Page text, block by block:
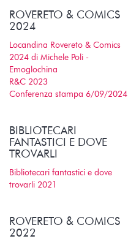
ROVERETO & COMICS
2024
Locandina Rovereto & Comics
2024 di Michele Poli -
Emoglochina
R&C 2023
Conferenza stampa 6/09/2024
BIBLIOTECARI
FANTASTICI E DOVE
TROVARLI
Bibliotecari fantastici e dove
trovarli 2021
ROVERETO & COMICS
2022